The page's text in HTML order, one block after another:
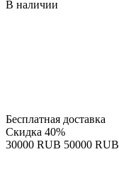
В наличии
Бесплатная доставка
Скидка 40%
‍30000‍ RUB ‍50000‍ RUB